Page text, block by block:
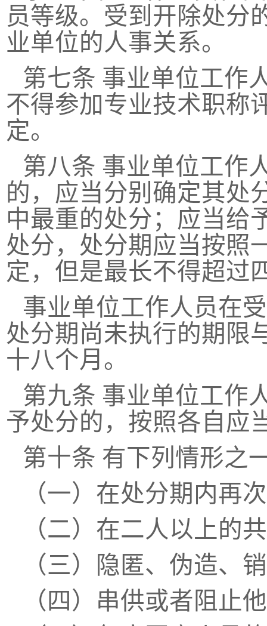
员等级。受到开除处分
业单位的人事关系。
第七条 事业单位工作
不得参加专业技术职称
定。
第八条 事业单位工作
的，应当分别确定其处
中最重的处分；应当给
处分，处分期应当按照
定，但是最长不得超过
事业单位工作人员在
处分期尚未执行的期限
十八个月。
第九条 事业单位工作
予处分的，按照各自应
第十条 有下列情形之
（一）在处分期内再
（二）在二人以上的
（三）隐匿、伪造、
（四）串供或者阻止